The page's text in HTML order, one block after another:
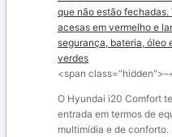
<span
O Hyundai i20 Comfort
entrada em termos de
multimídia e de